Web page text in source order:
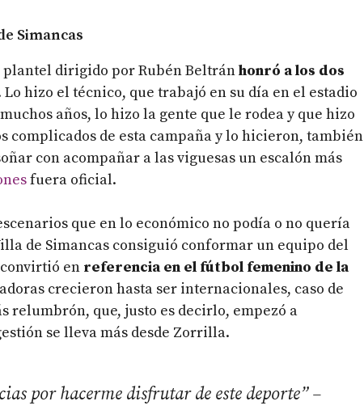
Simancas
plantel dirigido por Rubén Beltránhonró a los dos
Lo hizo el técnico, que trabajó en su día en el estadio
años, lo hizo la gente que le rodea y que hizo
complicados de esta campaña y lo hicieron, también
con acompañar a las viguesas un escalón más
fuera oficial.
que en lo económico no podía o no quería
de Simancas consiguió conformar un equipo del
en referencia en el fútbol femenino de la
crecieron hasta ser internacionales, caso de
relumbrón, que, justo es decirlo, empezó a
se lleva más desde Zorrilla.
por hacerme disfrutar de este deporte” –